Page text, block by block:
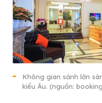
Không gian sảnh lớn
kiểu Âu. (nguồn: